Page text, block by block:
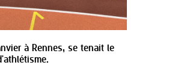
à Rennes, se tenait le